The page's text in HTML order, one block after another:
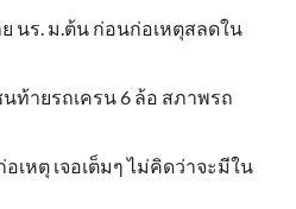
นร. ม.ต้น ก่อนก่อเหตุสลดใน
ท้ายรถเครน 6 ล้อ สภาพรถ
เหตุ เจอเต็มๆ ไม่คิดว่าจะมีใน